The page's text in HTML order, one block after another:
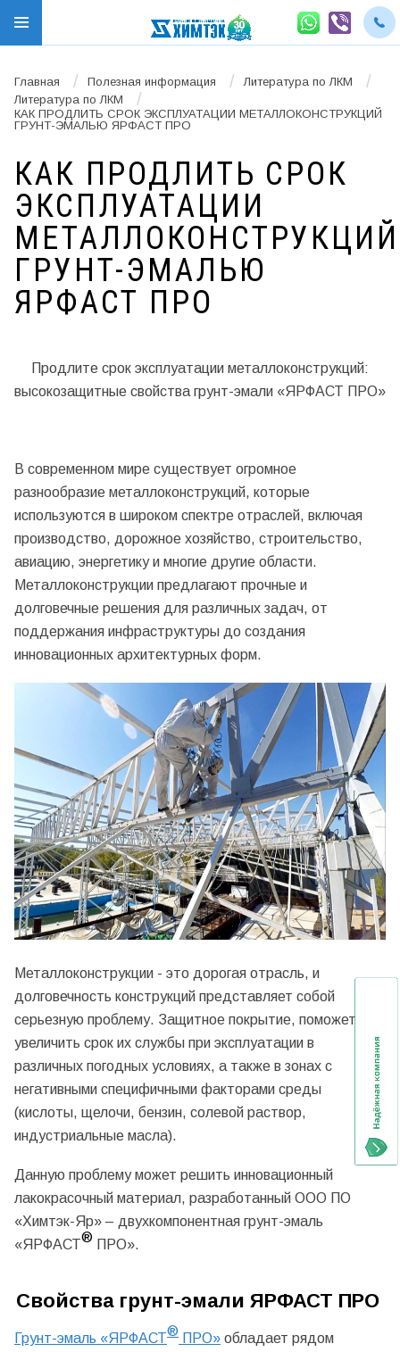
Главная / Полезная информация / Литература по ЛКМ /
Литература по ЛКМ /
КАК ПРОДЛИТЬ СРОК ЭКСПЛУАТАЦИИ МЕТАЛЛОКОНСТРУКЦИЙ
ГРУНТ-ЭМАЛЬЮ ЯРФАСТ ПРО
КАК ПРОДЛИТЬ СРОК
ЭКСПЛУАТАЦИИ
МЕТАЛЛОКОНСТРУКЦИЙ
ГРУНТ-ЭМАЛЬЮ
ЯРФАСТ ПРО
Продлите срок эксплуатации металлоконструкций:
высокозащитные свойства грунт-эмали «ЯРФАСТ ПРО»
В современном мире существует огромное
разнообразие металлоконструкций, которые
используются в широком спектре отраслей, включая
производство, дорожное хозяйство, строительство,
авиацию, энергетику и многие другие области.
Металлоконструкции предлагают прочные и
долговечные решения для различных задач, от
поддержания инфраструктуры до создания
инновационных архитектурных форм.
Металлоконструкции - это дорогая отрасль, и
долговечность конструкций представляет собой
серьезную проблему. Защитное покрытие, поможет
увеличить срок их службы при эксплуатации в
различных погодных условиях, а также в зонах с
негативными специфичными факторами среды
(кислоты, щелочи, бензин, солевой раствор,
индустриальные масла).
Данную проблему может решить инновационный
лакокрасочный материал, разработанный ООО ПО
«Химтэк-Яр» – двухкомпонентная грунт-эмаль
«ЯРФАСТ® ПРО».
Свойства грунт-эмали ЯРФАСТ ПРО
Грунт-эмаль «ЯРФАСТ® ПРО» обладает рядом